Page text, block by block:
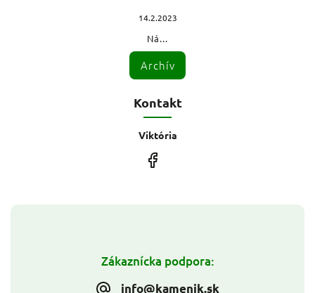
Zákaznícka podpora:
info@kamenik.sk
14.2.2023
Ná...
Archív
Kontakt
Viktória